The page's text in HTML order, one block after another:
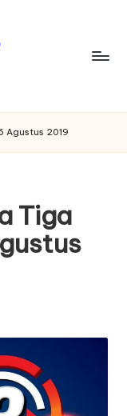
Agustus 2019
Tiga